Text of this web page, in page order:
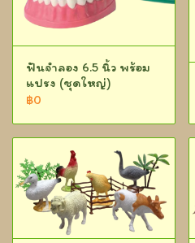
ฟันจำลอง 6.5 นิ้ว พร้อม
แปรง (ชุดใหญ่)
฿0